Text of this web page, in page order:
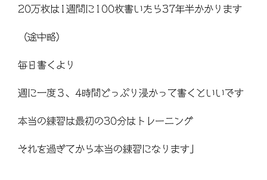
20万枚は1週間に100枚書いたら37年半かかります
（途中略）
毎日書くより
週に一度３、4時間どっぷり浸かって書くといいです
本当の練習は最初の30分はトレーニング
それを過ぎてから本当の練習になります」